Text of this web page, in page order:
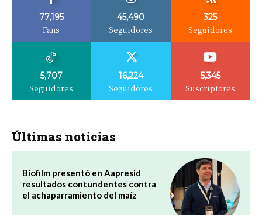
77,195
Fans
45,490
Seguidores
325
Seguidores
5,707
Seguidores
16,224
Seguidores
5,345
Suscriptores
Últimas noticias
Biofilm presentó en Aapresid
resultados contundentes contra
el achaparramiento del maíz